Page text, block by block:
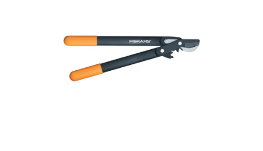
Chovatelské potřeby